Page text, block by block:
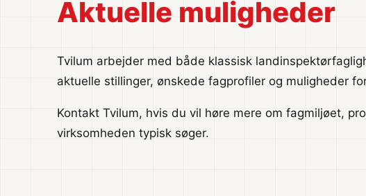
Aktuelle muligheder
Tvilum arbejder med både klassisk
aktuelle stillinger, ønskede fagprofiler og muligheder
Kontakt Tvilum, hvis du vil høre mere om fagmiljøet,
virksomheden typisk søger.